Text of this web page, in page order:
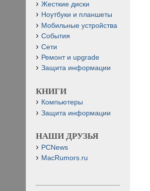
Жесткие диски
Ноутбуки и планшеты
Мобильные устройства
События
Сети
Ремонт и upgrade
Защита информации
КНИГИ
Компьютеры
Защита информации
НАШИ ДРУЗЬЯ
PCNews
MacRumors.ru